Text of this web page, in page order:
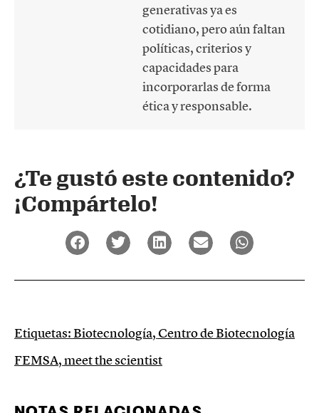
generativas ya es
cotidiano, pero aún faltan
políticas, criterios y
capacidades para
incorporarlas de forma
ética y responsable.
¿Te gustó este contenido?
¡Compártelo!
Etiquetas:Biotecnología,Centro de Biotecnología
FEMSA,meet the scientist